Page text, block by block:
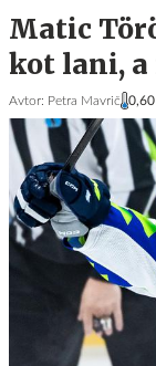
Matic
kot lani,
Avtor: Petra Mavrič 0,60